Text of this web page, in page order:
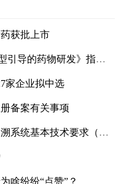
获批上市
导原则实施建议和中文翻译稿意见
家企业拟中选
备案有关事项
要求（修订征求意见稿）》意见
啥纷纷“点赞”？